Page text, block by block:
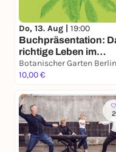
Do, 13. Aug | 19:00
Buchpräsentation:
richtige Leben im
Halbschatten. Eine
unordentliche
Schalansky und
Person
Botanischer Garten Berlin
10,00 €
2